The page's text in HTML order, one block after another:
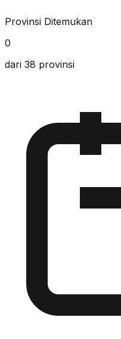
Provinsi Ditemukan
0
dari 38 provinsi